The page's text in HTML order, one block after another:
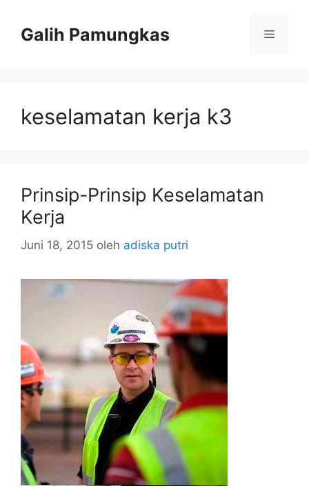
Galih Pamungkas Menu
keselamatan kerja k3
Prinsip-Prinsip Keselamatan
Kerja
Juni 18, 2015 oleh adiska putri